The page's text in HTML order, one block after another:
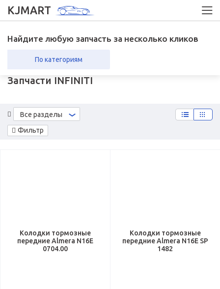
KJMART
Найдите любую запчасть за несколько кликов
По категориям
Запчасти INFINITI
Фильтр
Все разделы
Колодки тормозные
передние Almera N16E
0704.00
Колодки тормозные
передние Almera N16E SP
1482